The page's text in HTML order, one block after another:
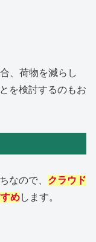
、荷物を減らし
を検討するのもお
なので、 クラウド
めします。